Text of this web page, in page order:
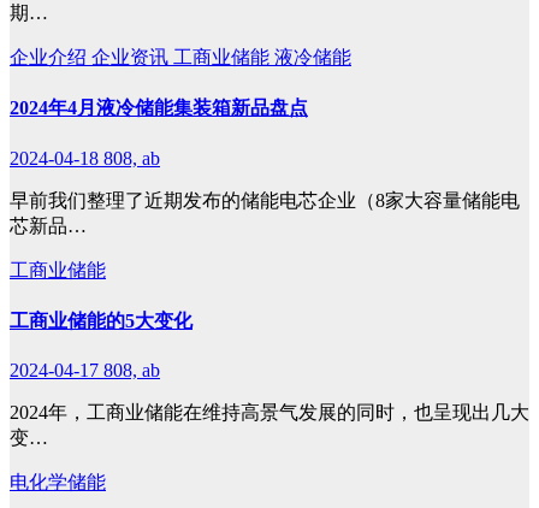
期…
企业介绍 企业资讯 工商业储能 液冷储能
2024年4月液冷储能集装箱新品盘点
2024-04-18 808, ab
早前我们整理了近期发布的储能电芯企业（8家大容量储能电
芯新品…
工商业储能
工商业储能的5大变化
2024-04-17 808, ab
2024年，工商业储能在维持高景气发展的同时，也呈现出几大
变…
电化学储能